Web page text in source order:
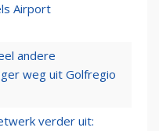
Airport
andere
weg uit Golfregio
verder uit: